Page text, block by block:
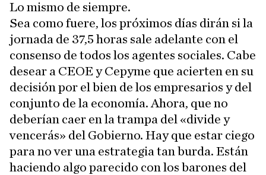
Lo mismo de siempre.
Sea como fuere, los próximos días dirán si la
jornada de 37,5 horas sale adelante con el
consenso de todos los agentes sociales. Cabe
desear a CEOE y Cepyme que acierten en su
decisión por el bien de los empresarios y del
conjunto de la economía. Ahora, que no
deberían caer en la trampa del «divide y
vencerás» del Gobierno. Hay que estar ciego
para no ver una estrategia tan burda. Están
haciendo algo parecido con los barones del